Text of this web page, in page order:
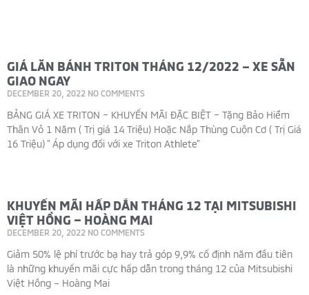
GIÁ LĂN BÁNH TRITON THÁNG 12/2022 – XE SẴN
GIAO NGAY
DECEMBER 20, 2022 NO COMMENTS
BẢNG GIÁ XE TRITON – KHUYẾN MÃI ĐẶC BIỆT – Tặng Bảo Hiểm
Thân Vỏ 1 Năm ( Trị giá 14 Triệu) Hoặc Nắp Thùng Cuộn Cơ ( Trị Giá
16 Triệu) ” Áp dụng đối với xe Triton Athlete”
KHUYẾN MÃI HẤP DẪN THÁNG 12 TẠI MITSUBISHI
VIỆT HỒNG – HOÀNG MAI
DECEMBER 20, 2022 NO COMMENTS
Giảm 50% lệ phí trước bạ hay trả góp 9,9% cố định năm đầu tiên
là những khuyến mãi cực hấp dẫn trong tháng 12 của Mitsubishi
Việt Hồng – Hoàng Mai